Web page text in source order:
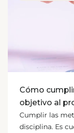
Cómo
objetivo al
Cumplir las
disciplina. Es